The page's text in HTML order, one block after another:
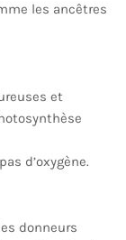
les ancêtres
et
d’oxygène.
donneurs